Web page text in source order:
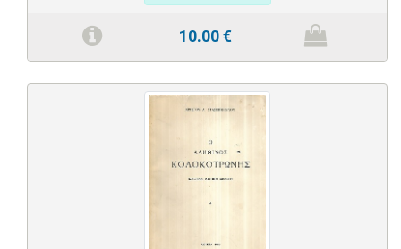
10.00€